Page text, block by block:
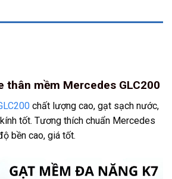
thân mềm Mercedes GLC200
chất lượng cao, gạt sạch nước,
tốt. Tương thích chuẩn Mercedes
bền cao, giá tốt.